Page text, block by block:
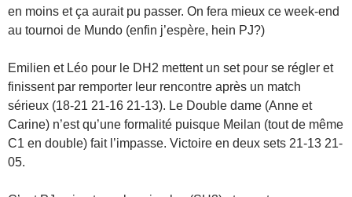
en moins et ça aurait pu passer. On fera mieux ce week-end
au tournoi de Mundo (enfin j’espère, hein PJ?)
Emilien et Léo pour le DH2 mettent un set pour se régler et
finissent par remporter leur rencontre après un match
sérieux (18-21 21-16 21-13). Le Double dame (Anne et
Carine) n’est qu’une formalité puisque Meilan (tout de même
C1 en double) fait l’impasse. Victoire en deux sets 21-13 21-
05.